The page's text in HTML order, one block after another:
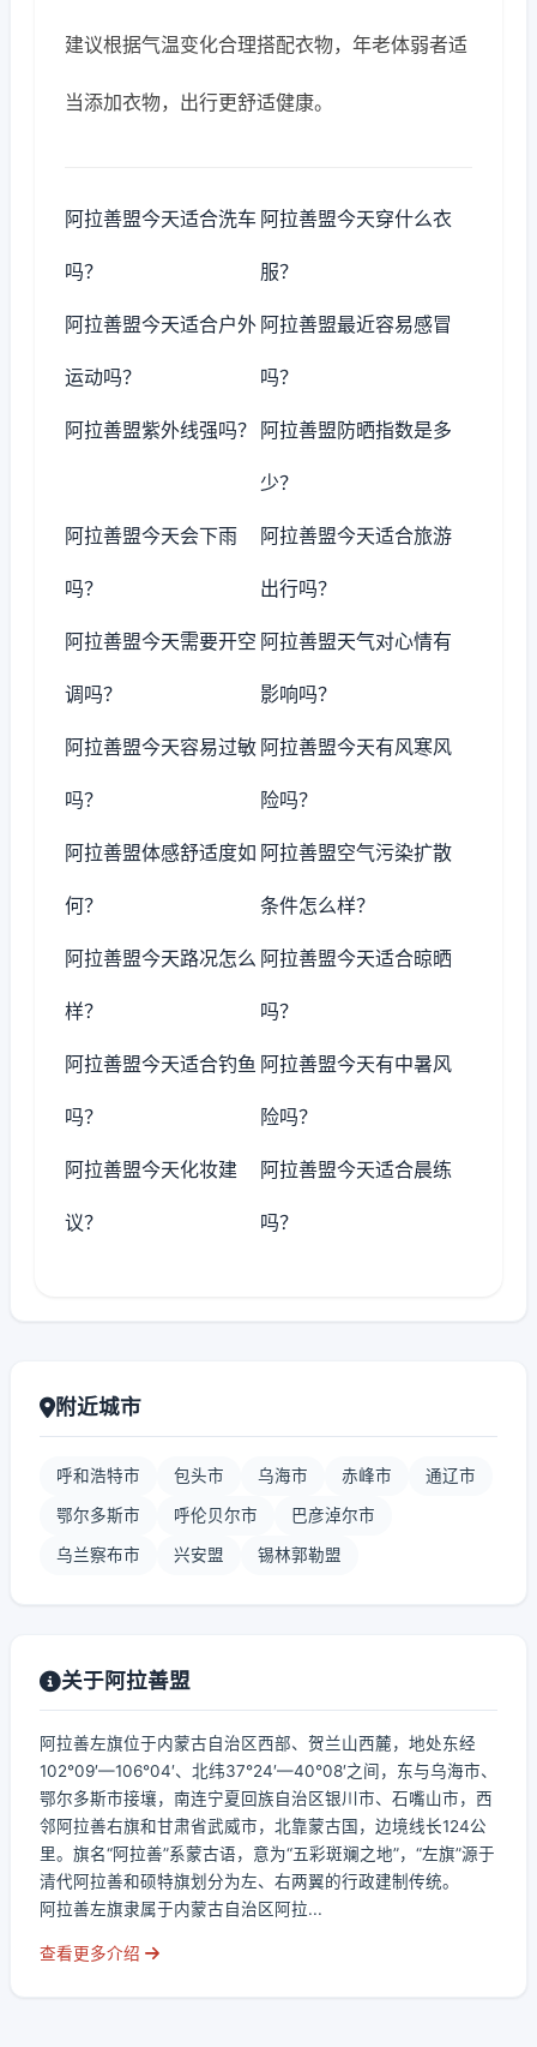
建议根据气温变化合理搭配衣物，年老体弱者适
当添加衣物，出行更舒适健康。
阿拉善盟今天适合洗车
吗？
阿拉善盟今天穿什么衣
服？
阿拉善盟今天适合户外
运动吗？
阿拉善盟最近容易感冒
吗？
阿拉善盟紫外线强吗？ 阿拉善盟防晒指数是多
少？
阿拉善盟今天会下雨
吗？
阿拉善盟今天适合旅游
出行吗？
阿拉善盟今天需要开空
调吗？
阿拉善盟天气对心情有
影响吗？
阿拉善盟今天容易过敏
吗？
阿拉善盟今天有风寒风
险吗？
阿拉善盟体感舒适度如
何？
阿拉善盟空气污染扩散
条件怎么样？
阿拉善盟今天路况怎么
样？
阿拉善盟今天适合晾晒
吗？
阿拉善盟今天适合钓鱼
吗？
阿拉善盟今天有中暑风
险吗？
阿拉善盟今天化妆建
议？
阿拉善盟今天适合晨练
吗？
附近城市
呼和浩特市 包头市 乌海市 赤峰市 通辽市
鄂尔多斯市 呼伦贝尔市 巴彦淖尔市
乌兰察布市 兴安盟 锡林郭勒盟
关于阿拉善盟
阿拉善左旗位于内蒙古自治区西部、贺兰山西麓，地处东经
102°09′—106°04′、北纬37°24′—40°08′之间，东与乌海市、
鄂尔多斯市接壤，南连宁夏回族自治区银川市、石嘴山市，西
邻阿拉善右旗和甘肃省武威市，北靠蒙古国，边境线长124公
里。旗名“阿拉善”系蒙古语，意为“五彩斑斓之地”，“左旗”源于
清代阿拉善和硕特旗划分为左、右两翼的行政建制传统。
阿拉善左旗隶属于内蒙古自治区阿拉...
查看更多介绍